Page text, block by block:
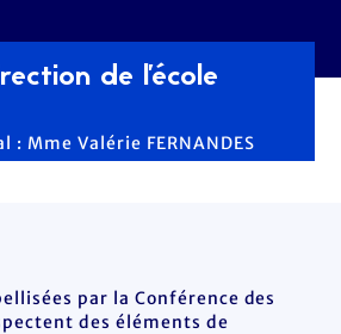
de l'école
: Mme Valérie FERNANDES
par la Conférence des
des éléments de